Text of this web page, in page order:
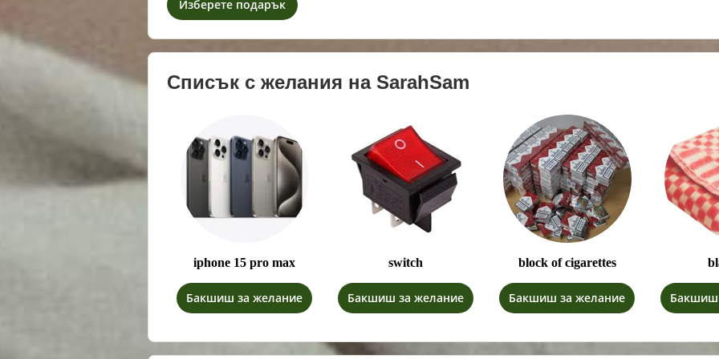
Изберете подарък
Списък с желания на SarahSam
iphone 15 pro max
Бакшиш за желание
switch
Бакшиш за желание
block of cigarettes
Бакшиш за желание Бакшиш